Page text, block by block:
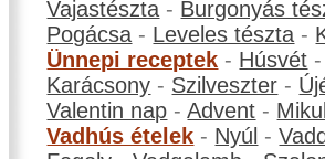
Vajastészta - Burgonyás
Pogácsa - Leveles tészta -
Ünnepi receptek - Húsvét
Karácsony - Szilveszter -
Valentin nap -Advent -
Vadhús ételek - Nyúl -